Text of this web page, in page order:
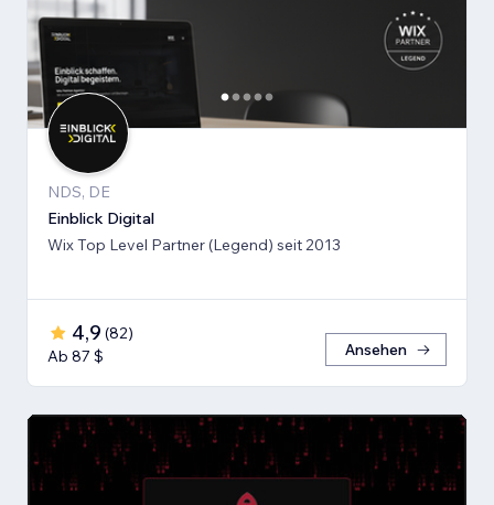
NDS, DE
Einblick Digital
Wix Top Level Partner (Legend) seit 2013
4,9 (82)
Ab 87 $
Ansehen